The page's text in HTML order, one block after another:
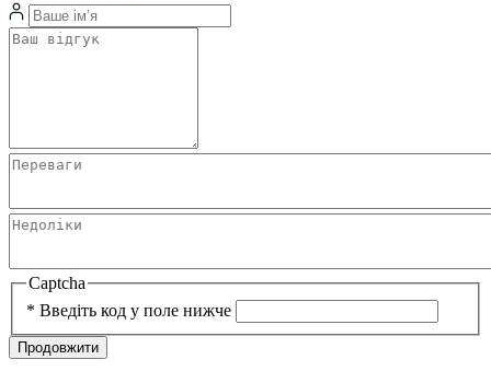
Captcha
* Введіть код у поле нижче
Продовжити